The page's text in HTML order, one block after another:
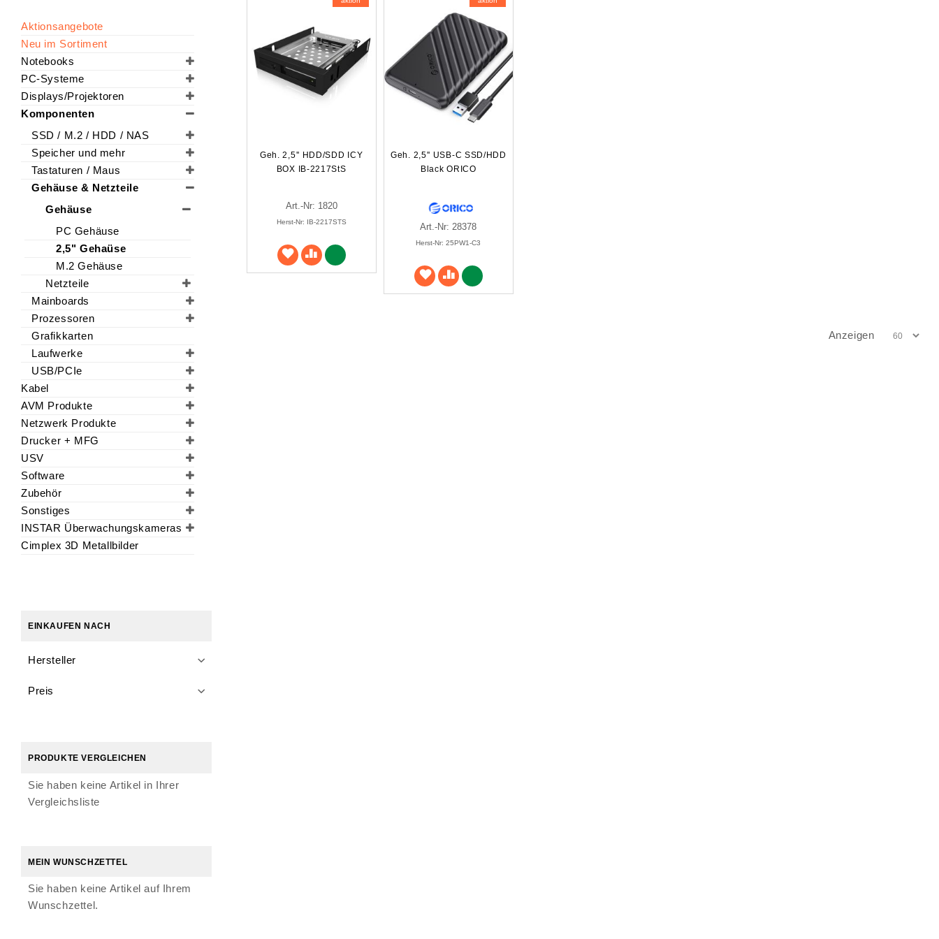
Geh. 2,5'' HDD/SDD ICY
BOX IB-2217StS
Art.-Nr: 1820
Herst-Nr: IB-2217STS
Geh. 2,5'' USB-C SSD/HDD
Black ORICO
Art.-Nr: 28378
Herst-Nr: 25PW1-C3
Anzeigen
Aktionsangebote
Neu im Sortiment
Notebooks
PC-Systeme
Displays/Projektoren
Komponenten
SSD / M.2 / HDD / NAS
Speicher und mehr
Tastaturen / Maus
Gehäuse & Netzteile
Gehäuse
PC Gehäuse
2,5" Gehaüse
M.2 Gehäuse
Netzteile
Mainboards
Prozessoren
Grafikkarten
Laufwerke
USB/PCIe
Kabel
AVM Produkte
Netzwerk Produkte
Drucker + MFG
USV
Software
Zubehör
Sonstiges
INSTAR Überwachungskameras
Cimplex 3D Metallbilder
EINKAUFEN NACH
Hersteller
Preis
PRODUKTE VERGLEICHEN
Sie haben keine Artikel in Ihrer
Vergleichsliste
MEIN WUNSCHZETTEL
Sie haben keine Artikel auf Ihrem
Wunschzettel.